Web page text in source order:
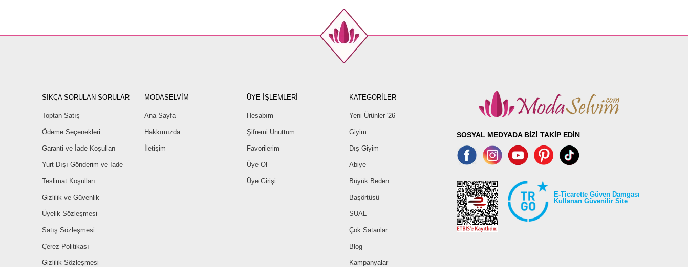
SIKÇA SORULAN SORULAR
Toptan Satış
Ödeme Seçenekleri
Garanti ve İade Koşulları
Yurt Dışı Gönderim ve İade
Teslimat Koşulları
Gizlilik ve Güvenlik
Üyelik Sözleşmesi
Satış Sözleşmesi
Çerez Politikası
Gizlilik Sözleşmesi
MODASELVİM
Ana Sayfa
Hakkımızda
İletişim
ÜYE İŞLEMLERİ
Hesabım
Şifremi Unuttum
Favorilerim
Üye Ol
Üye Girişi
KATEGORİLER
Yeni Ürünler '26
Giyim
Dış Giyim
Abiye
Büyük Beden
Başörtüsü
SUAL
Çok Satanlar
Blog
Kampanyalar
SOSYAL MEDYADA BİZİ TAKİP EDİN
E-Ticarette Güven Damgası
Kullanan Güvenilir Site